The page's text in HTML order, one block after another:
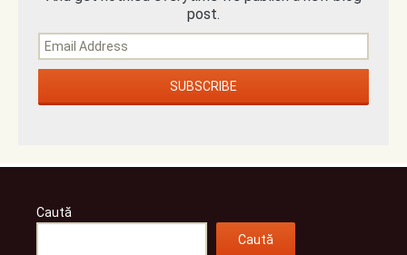
post.
Caută
Caută